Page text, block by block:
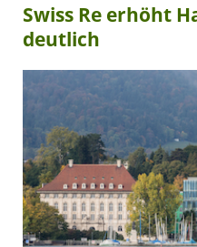
Swiss Re erhöht
deutlich